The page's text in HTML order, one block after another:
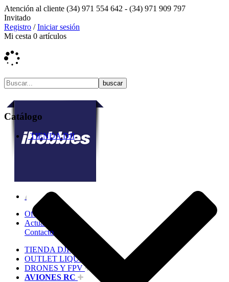
Atención al cliente (34) 971 554 642 - (34) 971 909 797
Invitado
Registro /Iniciar sesión
Mi cesta 0 artículos
Ofertas
Actualidad
Contacto
TIENDA DJI
OUTLET LIQUIDACION
DRONES Y FPV
AVIONES RC
Catálogo
TIENDA DJI